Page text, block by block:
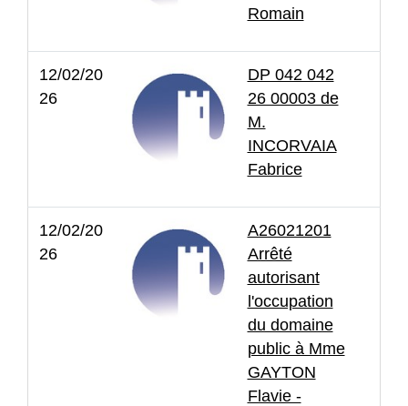
Romain
12/02/20
26
DP 042 042
26 00003 de
M.
INCORVAIA
Fabrice
12/02/20
26
A26021201
Arrêté
autorisant
l'occupation
du domaine
public à Mme
GAYTON
Flavie -